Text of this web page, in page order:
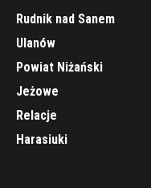
Rudnik nad Sanem
Ulanów
Powiat Niżański
Jeżowe
Relacje
Harasiuki